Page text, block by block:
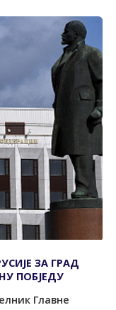
ЗА ГРАД
ПОБЈЕДУ
Главне